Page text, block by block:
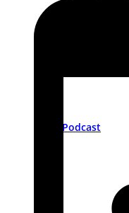
Podcast